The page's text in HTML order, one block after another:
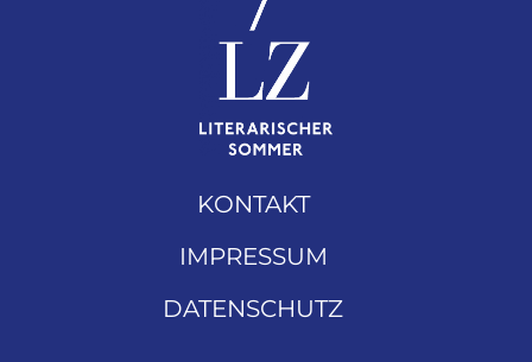
KONTAKT
IMPRESSUM
DATENSCHUTZ